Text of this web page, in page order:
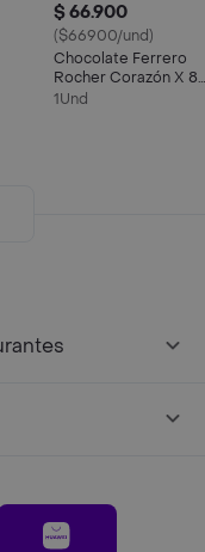
$ 66.900
($66900/und)
Chocolate Ferrero
Rocher Corazón X 8
Unds
1Und